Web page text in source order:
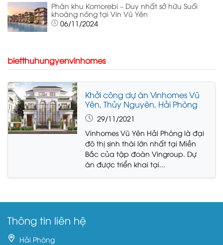
Phân khu Komorebi – Duy nhất sở hữu Suối
khoáng nóng tại Vin Vũ Yên
06/11/2024
bietthuhungyenvinhomes
Khởi công dự án Vinhomes Vũ
Yên, Thủy Nguyên, Hải Phòng
29/11/2021
Vinhomes Vũ Yên Hải Phòng là đại
đô thị sinh thái lớn nhất tại Miền
Bắc của tập đoàn Vingroup. Dự
án được triển khai tại...
Thông tin liên hệ
Hải Phòng